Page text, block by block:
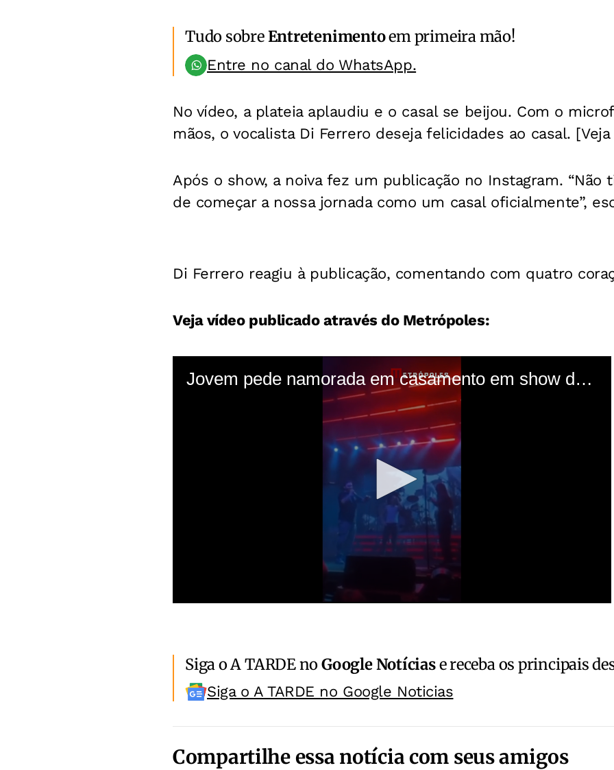
Tudo sobreEntretenimentoem primeira mão!
Entre no canal do WhatsApp.
No vídeo, a plateia aplaudiu e o casal se beijou. Com o
mãos, o vocalista Di Ferrero deseja felicidades ao casal. [Veja
Após o show, a noiva fez um publicação no Instagram. “Não
de começar a nossa jornada como um casal oficialmente”,
Di Ferrero reagiu à publicação, comentando com quatro
Veja vídeo publicado através do Metrópoles:
Siga o A TARDE noGoogle Notíciase receba os principais
Siga o A TARDE no Google Noticias
Compartilhe essa notícia com seus amigos